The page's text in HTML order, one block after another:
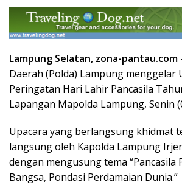
Lampung Selatan, zona-pantau.com
Daerah (Polda) Lampung menggelar
Peringatan Hari Lahir Pancasila
Lapangan Mapolda Lampung, Senin
Upacara yang berlangsung khidmat
langsung oleh Kapolda Lampung
dengan mengusung tema “Pancasila
Bangsa, Pondasi Perdamaian Dunia.”